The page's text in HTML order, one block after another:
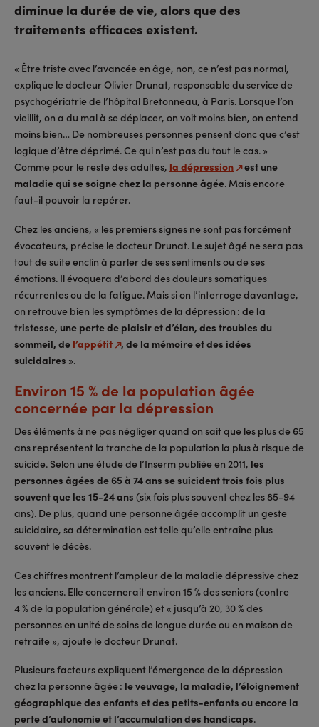
diminue la durée de vie, alors que des
traitements efficaces existent.
« Être triste avec l’avancée en âge, non, ce n’est pas normal,
explique le docteur Olivier Drunat, responsable du service de
psychogériatrie de l’hôpital Bretonneau, à Paris. Lorsque l’on
vieillit, on a du mal à se déplacer, on voit moins bien, on entend
moins bien… De nombreuses personnes pensent donc que c’est
logique d’être déprimé. Ce qui n’est pas du tout le cas. »
Comme pour le reste des adultes, la dépression est une
maladie qui se soigne chez la personne âgée. Mais encore
faut-il pouvoir la repérer.
Chez les anciens, « les premiers signes ne sont pas forcément
évocateurs, précise le docteur Drunat. Le sujet âgé ne sera pas
tout de suite enclin à parler de ses sentiments ou de ses
émotions. Il évoquera d’abord des douleurs somatiques
récurrentes ou de la fatigue. Mais si on l’interroge davantage,
on retrouve bien les symptômes de la dépression : de la
tristesse, une perte de plaisir et d’élan, des troubles du
sommeil, de l’appétit , de la mémoire et des idées
suicidaires ».
Environ 15 % de la population âgée
concernée par la dépression
Des éléments à ne pas négliger quand on sait que les plus de 65
ans représentent la tranche de la population la plus à risque de
suicide. Selon une étude de l’Inserm publiée en 2011, les
personnes âgées de 65 à 74 ans se suicident trois fois plus
souvent que les 15-24 ans (six fois plus souvent chez les 85-94
ans). De plus, quand une personne âgée accomplit un geste
suicidaire, sa détermination est telle qu’elle entraîne plus
souvent le décès.
Ces chiffres montrent l’ampleur de la maladie dépressive chez
les anciens. Elle concernerait environ 15 % des seniors (contre
4 % de la population générale) et « jusqu’à 20, 30 % des
personnes en unité de soins de longue durée ou en maison de
retraite », ajoute le docteur Drunat.
Plusieurs facteurs expliquent l’émergence de la dépression
chez la personne âgée : le veuvage, la maladie, l’éloignement
géographique des enfants et des petits-enfants ou encore la
perte d’autonomie et l’accumulation des handicaps.